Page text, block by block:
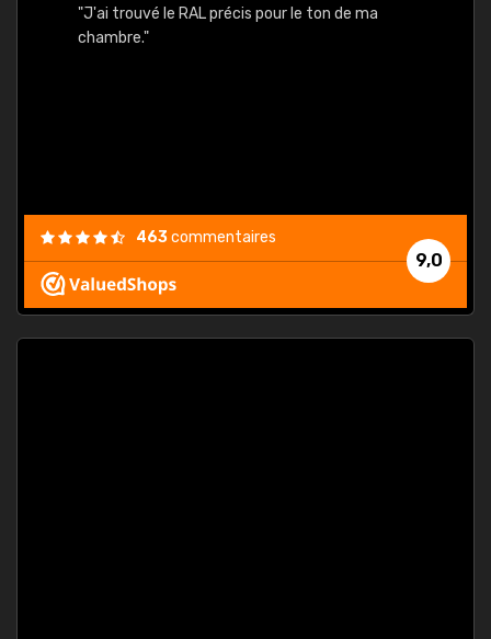
"J'ai trouvé le RAL précis pour le ton de ma
chambre."
9,0
463commentaires